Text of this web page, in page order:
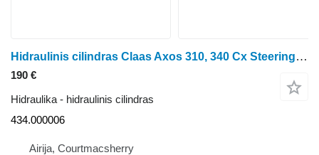
Hidraulinis cilindras Claas Axos 310, 340 Cx Steering Ram Cylinder Car642026, 0011375450,434 434.000006 ratinio traktoriaus
190 €
Hidraulika - hidraulinis cilindras
434.000006
Airija, Courtmacsherry